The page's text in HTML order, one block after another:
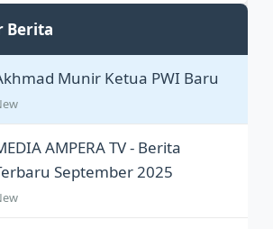
Pimpin PWI Pusat
Berita
Munir Ketua PWI Baru
AMPERA TV - Berita
September 2025